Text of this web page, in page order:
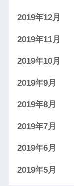
2019年12月
2019年11月
2019年10月
2019年9月
2019年8月
2019年7月
2019年6月
2019年5月